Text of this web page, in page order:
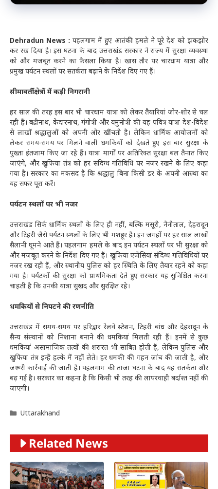
Dehradun News :पहलगाम में हुए आतंकी हमले ने पूरे देश को झकझोर
कर रख दिया है। इस घटना के बाद उत्तराखंड सरकार ने राज्य में सुरक्षा व्यवस्था
को और मजबूत करने का फैसला किया है। खास तौर पर चारधाम यात्रा और
प्रमुख पर्यटन स्थलों पर सतर्कता बढ़ाने के निर्देश दिए गए हैं।
सीमावर्ती क्षेत्रों में कड़ी निगरानी
हर साल की तरह इस बार भी चारधाम यात्रा को लेकर तैयारियां जोर-शोर से चल
रही हैं। बद्रीनाथ, केदारनाथ, गंगोत्री और यमुनोत्री की यह पवित्र यात्रा देश-विदेश
से लाखों श्रद्धालुओं को अपनी ओर खींचती है। लेकिन धार्मिक आयोजनों को
लेकर समय-समय पर मिलने वाली धमकियों को देखते हुए इस बार सुरक्षा के
पुख्ता इंतजाम किए जा रहे हैं। यात्रा मार्गों पर अतिरिक्त सुरक्षा बल तैनात किए
जाएंगे, और खुफिया तंत्र को हर संदिग्ध गतिविधि पर नजर रखने के लिए कहा
गया है। सरकार का मकसद है कि श्रद्धालु बिना किसी डर के अपनी आस्था का
यह सफर पूरा करें।
पर्यटन स्थलों पर भी नजर
उत्तराखंड सिर्फ धार्मिक स्थलों के लिए ही नहीं, बल्कि मसूरी, नैनीताल, देहरादून
और टिहरी जैसे पर्यटन स्थलों के लिए भी मशहूर है। इन जगहों पर हर साल लाखों
सैलानी घूमने आते हैं। पहलगाम हमले के बाद इन पर्यटन स्थलों पर भी सुरक्षा को
और मजबूत करने के निर्देश दिए गए हैं। खुफिया एजेंसियां संदिग्ध गतिविधियों पर
नजर रख रही हैं, और स्थानीय पुलिस को हर स्थिति के लिए तैयार रहने को कहा
गया है। पर्यटकों की सुरक्षा को प्राथमिकता देते हुए सरकार यह सुनिश्चित करना
चाहती है कि उनकी यात्रा सुखद और सुरक्षित रहे।
धमकियों से निपटने की रणनीति
उत्तराखंड में समय-समय पर हरिद्वार रेलवे स्टेशन, टिहरी बांध और देहरादून के
सैन्य संस्थानों को निशाना बनाने की धमकियां मिलती रही हैं। इनमें से कुछ
धमकियां असामाजिक तत्वों की शरारत भी साबित होती हैं, लेकिन पुलिस और
खुफिया तंत्र इन्हें हल्के में नहीं लेते। हर धमकी की गहन जांच की जाती है, और
जरूरी कार्रवाई की जाती है। पहलगाम की ताजा घटना के बाद यह सतर्कता और
बढ़ गई है। सरकार का कहना है कि किसी भी तरह की लापरवाही बर्दाश्त नहीं की
जाएगी।
Categories
Uttarakhand
Related News